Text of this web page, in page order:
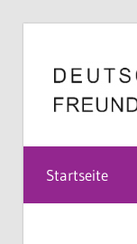
springen
Startseite